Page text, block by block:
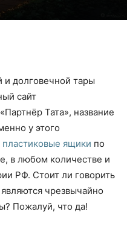
и долговечной тары
сайт
Тата», название
у этого
пластиковые ящики по
в любом количестве и
РФ. Стоит ли говорить
чрезвычайно
Пожалуй, что да!